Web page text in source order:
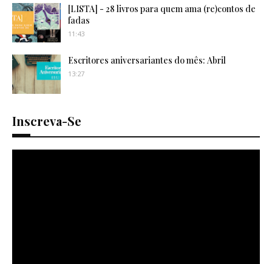
[LISTA] - 28 livros para quem ama (re)contos de
fadas
11:43
Escritores aniversariantes do mês: Abril
13:27
Inscreva-Se